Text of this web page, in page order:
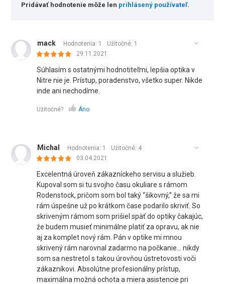
Pridávať hodnotenie môže len prihlásený používateľ.
mack Hodnotenia: 1 Užitočné: 1
29.11.2021
Súhlasím s ostatnými hodnotiteľmi, lepšia optika v
Nitre nie je. Prístup, poradenstvo, všetko super. Nikde
inde ani nechodíme.
Užitočné? Áno
Michal Hodnotenia: 1 Užitočné: 4
03.04.2021
Excelentná úroveň zákazníckeho servisu a služieb.
Kupoval som si tu svojho času okuliare s rámom
Rodenstock, pričom som bol taký “šikovný,” že sa mi
rám úspešne už po krátkom čase podarilo skriviť. So
skriveným rámom som prišiel späť do optiky čakajúc,
že budem musieť minimálne platiť za opravu, ak nie
aj za komplet nový rám. Pán v optike mi mnou
skrivený rám narovnal zadarmo na počkanie... nikdy
som sa nestretol s takou úrovňou ústretovosti voči
zákazníkovi. Absolútne profesionálny prístup,
maximálna možná ochota a miera asistencie pri